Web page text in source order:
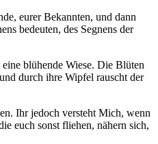
eurer Bekannten, und dann
bedeuten, des Segnens der
blühende Wiese. Die Blüten
durch ihre Wipfel rauscht der
Ihr jedoch versteht Mich, wenn
euch sonst fliehen, nähern sich,